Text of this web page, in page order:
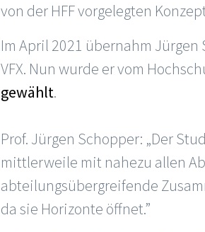
von der HFF vorgelegten
Im April 2021 übernahm
VFX. Nun wurde er vom
gewählt.
Prof. Jürgen Schopper: „Der
mittlerweile mit nahezu allen
abteilungsübergreifende
da sie Horizonte öffnet.”